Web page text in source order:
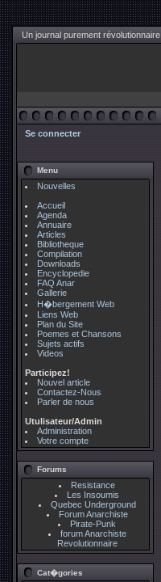
Un journal purement révolutionnaire
Se connecter
Menu
Nouvelles
Accueil
Agenda
Annuaire
Articles
Bibliotheque
Compilation
Downloads
Encyclopedie
FAQ Anar
Gallerie
H�bergement Web
Liens Web
Plan du Site
Poemes et Chansons
Sujets actifs
Videos
Participez!
Nouvel article
Contactez-Nous
Parler de nous
Utulisateur/Admin
Administration
Votre compte
Forums
Resistance
Les Insoumis
Quebec Underground
Forum Anarchiste
Pirate-Punk
forum Anarchiste
Revolutionnaire
Cat�gories